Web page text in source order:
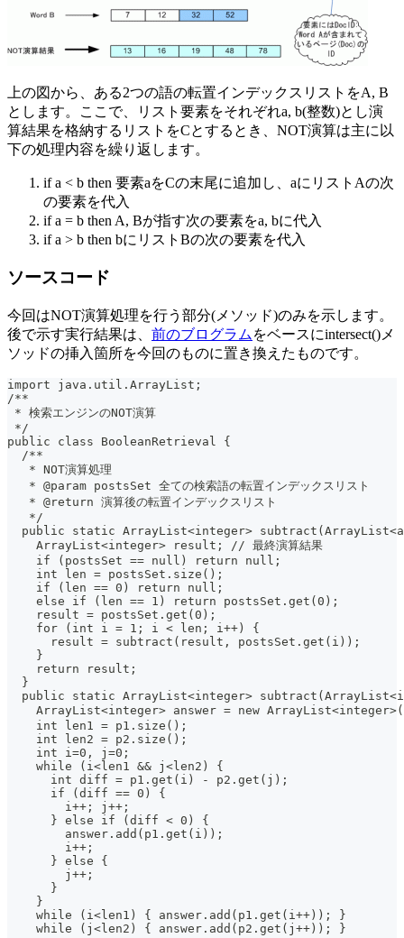
上の図から、ある2つの語の転置インデックスリストをA, B
とします。ここで、リスト要素をそれぞれa, b(整数)とし演
算結果を格納するリストをCとするとき、NOT演算は主に以
下の処理内容を繰り返します。
if a < b then 要素aをCの末尾に追加し、aにリストAの次
の要素を代入
if a = b then A, Bが指す次の要素をa, bに代入
if a > b then bにリストBの次の要素を代入
ソースコード
今回はNOT演算処理を行う部分(メソッド)のみを示します。
後で示す実行結果は、 前のブログラム をベースにintersect()メ
ソッドの挿入箇所を今回のものに置き換えたものです。
import java.util.ArrayList;
/**
* 検索エンジンのNOT演算
*/
public class BooleanRetrieval {
  /**
   * NOT演算処理
   * @param postsSet 全ての検索語の転置インデックスリスト
   * @return 演算後の転置インデックスリスト
   */
public static ArrayList<integer>
    ArrayList<integer> result; // 最終演算結果
    if (postsSet == null) return null;
    int len = postsSet.size();
    if (len == 0) return null;
    else if (len == 1) return postsSet.get(0);
    result = postsSet.get(0);
    for (int i = 1; i < len; i++) {
      result = subtract(result, postsSet.get(i));
    }
    return result;
  }
public static ArrayList<integer>
ArrayList<integer> answer = new
    int len1 = p1.size();
    int len2 = p2.size();
    int i=0, j=0;
    while (i<len1 && j<len2) {
      int diff = p1.get(i) - p2.get(j);
      if (diff == 0) {
        i++; j++;
      } else if (diff < 0) {
        answer.add(p1.get(i));
        i++;
      } else {
        j++;
      }
    }
    while (i<len1) { answer.add(p1.get(i++)); }
    while (j<len2) { answer.add(p2.get(j++)); }